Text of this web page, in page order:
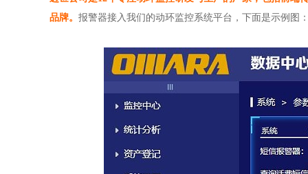
品牌。 报警器接入我们的动环监控系统平台，下面是示例图